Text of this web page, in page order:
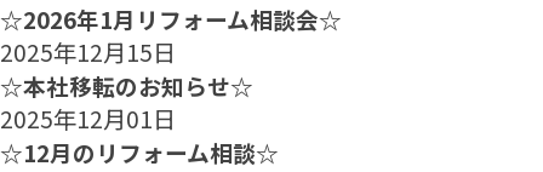
☆2026年1月リフォーム相談会☆
2025年12月15日
☆本社移転のお知らせ☆
2025年12月01日
☆12月のリフォーム相談☆